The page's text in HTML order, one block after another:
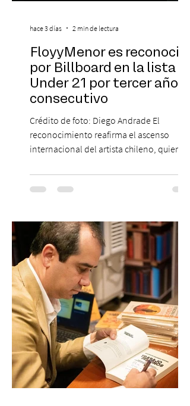
FloyyMenor es reconocido
por Billboard en la lista 21
Under 21 por tercer año
consecutivo
Crédito de foto: Diego Andrade El
reconocimiento reafirma el ascenso
internacional del artista chileno, quien
en la escena global. MIAMI, FL (3 de agosto
de 2026) — FloyyMenor ha sido
Under 21 por tercer año consecutivo,
formando parte una vez más de la
selección anual de la publicación que
destaca a los artistas menores de 21 años
más influyentes de la industria musical.
Este reconocimiento reaf
hace 3 días 2 min de lectura